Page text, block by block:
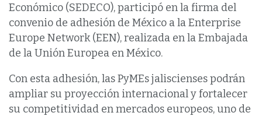
Económico (SEDECO), participó en la firma del
convenio de adhesión de México a la Enterprise
Europe Network (EEN), realizada en la Embajada
de la Unión Europea en México.
Con esta adhesión, las PyMEs jaliscienses podrán
ampliar su proyección internacional y fortalecer
su competitividad en mercados europeos, uno de